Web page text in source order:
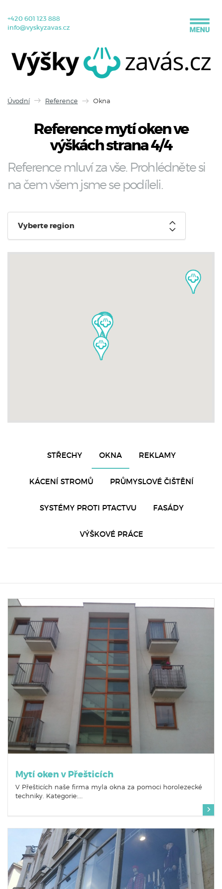
+420 601 123 888
info@vyskyzavas.cz
Úvodní Reference Okna
Reference mytí oken ve
výškách strana 4/4
Reference mluví za vše. Prohlédněte si
na čem všem jsme se podíleli.
Vyberte region
STŘECHY OKNA REKLAMY
KÁCENÍ STROMŮ PRŮMYSLOVÉ ČIŠTĚNÍ
SYSTÉMY PROTI PTACTVU FASÁDY
VÝŠKOVÉ PRÁCE
Mytí oken v Přešticích
V Přešticích naše firma myla okna za pomoci horolezecké
techniky. Kategorie:...